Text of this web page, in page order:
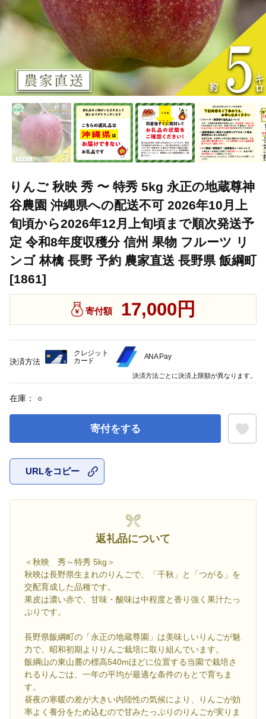
りんご 秋映 秀 〜 特秀 5kg 永正の地蔵尊神
谷農園 沖縄県への配送不可 2026年10月上
旬頃から2026年12月上旬頃まで順次発送予
定 令和8年度収穫分 信州 果物 フルーツ リ
ンゴ 林檎 長野 予約 農家直送 長野県 飯綱町
[1861]
寄付額 17,000円
在庫： ○
寄付をする
URLをコピー
返礼品について
＜秋映 秀～特秀 5kg＞
秋映は長野県生まれのりんごで、「千秋」と「つがる」を
交配育成した品種です。
果皮は濃い赤で、甘味・酸味は中程度と香り強く果汁たっ
ぷりです。
長野県飯綱町の「永正の地蔵尊園」は美味しいりんごが魅
力で、昭和初期よりりんご栽培に取り組んでいます。
飯綱山の東山麓の標高540mほどに位置する当園で栽培さ
れるりんごは、一年の平均が最適な条件のもとで育ちま
す。
昼夜の寒暖の差が大きい内陸性の気候により、りんごが効
率よく養分をため込むので甘みたっぷりのりんごが実りま
決済方法
クレジット
カード
ANA Pay
決済方法ごとに決済上限額が異なります。